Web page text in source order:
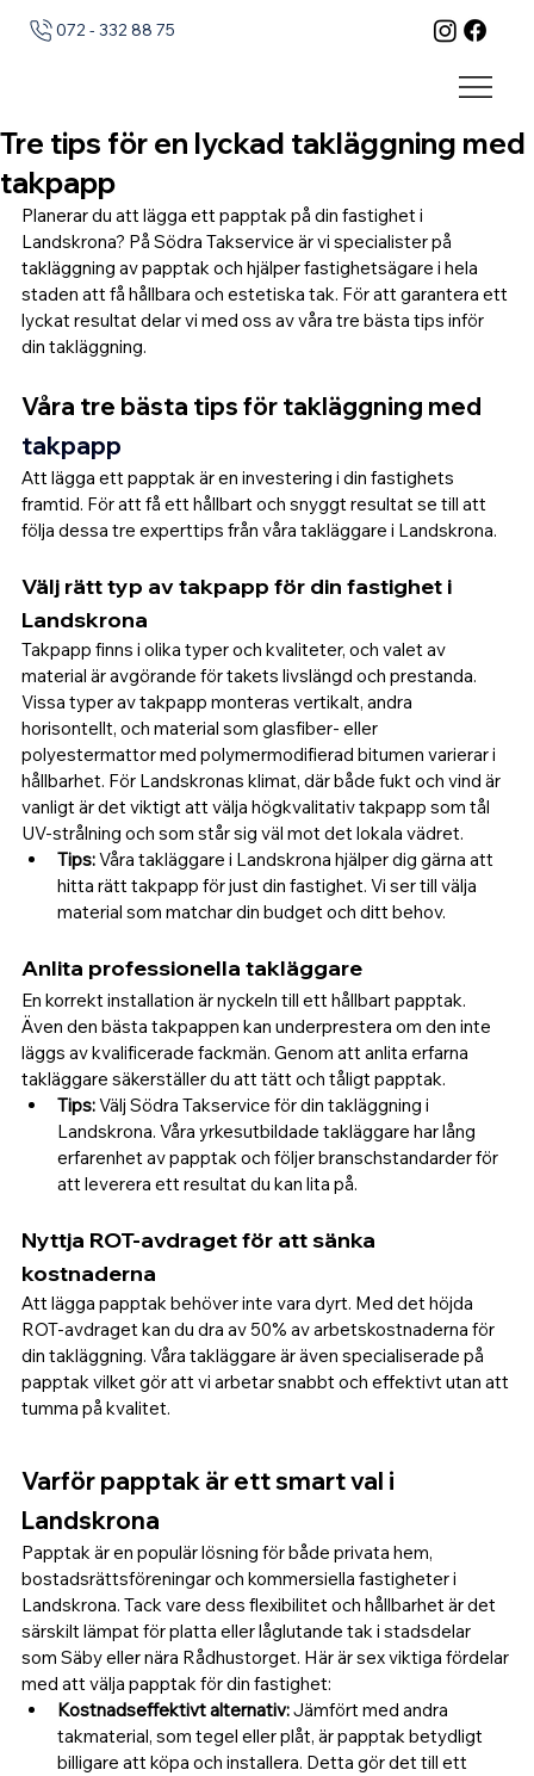
072 - 332 88 75
Tre tips för en lyckad takläggning med
takpapp
Planerar du att lägga ett papptak på din fastighet i
Landskrona? På Södra Takservice är vi specialister på
takläggning av papptak och hjälper fastighetsägare i hela
staden att få hållbara och estetiska tak. För att garantera ett
lyckat resultat delar vi med oss av våra tre bästa tips inför
din takläggning.
Våra tre bästa tips för takläggning med
takpapp
Att lägga ett papptak är en investering i din fastighets
framtid. För att få ett hållbart och snyggt resultat se till att
följa dessa tre experttips från våra takläggare i Landskrona.
Välj rätt typ av takpapp för din fastighet i
Landskrona
Takpapp finns i olika typer och kvaliteter, och valet av
material är avgörande för takets livslängd och prestanda.
Vissa typer av takpapp monteras vertikalt, andra
horisontellt, och material som glasfiber- eller
polyestermattor med polymermodifierad bitumen varierar i
hållbarhet. För Landskronas klimat, där både fukt och vind är
vanligt är det viktigt att välja högkvalitativ takpapp som tål
UV-strålning och som står sig väl mot det lokala vädret.
Tips: Våra takläggare i Landskrona hjälper dig gärna att
hitta rätt takpapp för just din fastighet. Vi ser till välja
material som matchar din budget och ditt behov.
Anlita professionella takläggare
En korrekt installation är nyckeln till ett hållbart papptak.
Även den bästa takpappen kan underprestera om den inte
läggs av kvalificerade fackmän. Genom att anlita erfarna
takläggare säkerställer du att tätt och tåligt papptak.
Tips: Välj Södra Takservice för din takläggning i
Landskrona. Våra yrkesutbildade takläggare har lång
erfarenhet av papptak och följer branschstandarder för
att leverera ett resultat du kan lita på.
Nyttja ROT-avdraget för att sänka
kostnaderna
Att lägga papptak behöver inte vara dyrt. Med det höjda
ROT-avdraget kan du dra av 50% av arbetskostnaderna för
din takläggning. Våra takläggare är även specialiserade på
papptak vilket gör att vi arbetar snabbt och effektivt utan att
tumma på kvalitet.
Varför papptak är ett smart val i
Landskrona
Papptak är en populär lösning för både privata hem,
bostadsrättsföreningar och kommersiella fastigheter i
Landskrona. Tack vare dess flexibilitet och hållbarhet är det
särskilt lämpat för platta eller låglutande tak i stadsdelar
som Säby eller nära Rådhustorget. Här är sex viktiga fördelar
med att välja papptak för din fastighet:
Kostnadseffektivt alternativ: Jämfört med andra
takmaterial, som tegel eller plåt, är papptak betydligt
billigare att köpa och installera. Detta gör det till ett